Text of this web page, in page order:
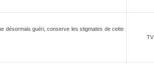
désormais guéri, conserve les stigmates de cette
TV